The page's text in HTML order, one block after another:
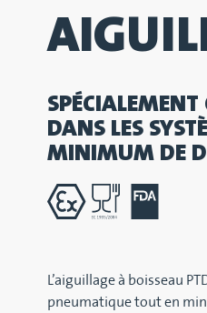
DANS LES
MINIMUM DE
L’aiguillage à boisseau
pneumatique tout en